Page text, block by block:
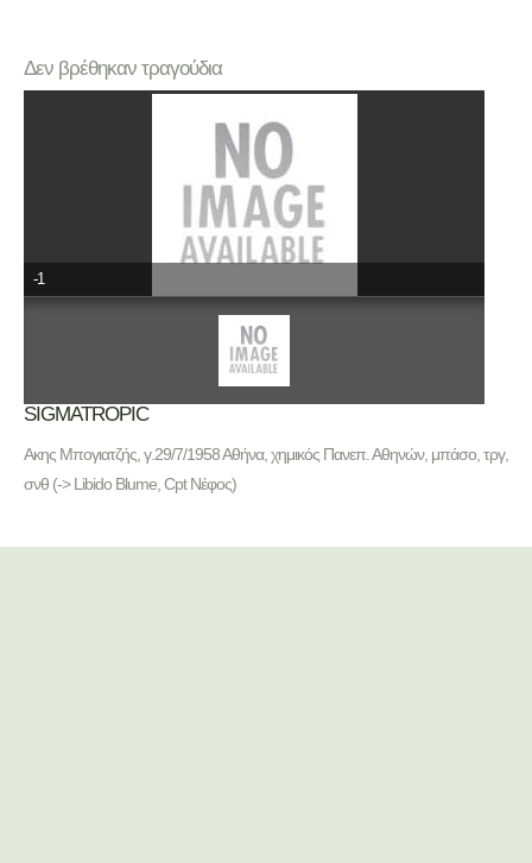
Δεν βρέθηκαν τραγούδια
-1
SIGMATROPIC
Ακης Μπογιατζής, γ.29/7/1958 Αθήνα, χημικός Πανεπ. Αθηνών, μπάσο, τργ,
σνθ (-> Libido Blume, Cpt Νέφος)